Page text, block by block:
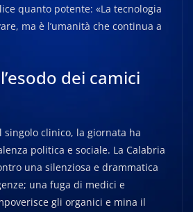
quanto potente: «La tecnologia
ma è l’umanità che continua a
dei camici
clinico, la giornata ha
politica e sociale. La Calabria
una silenziosa e drammatica
una fuga di medici e
gli organici e mina il